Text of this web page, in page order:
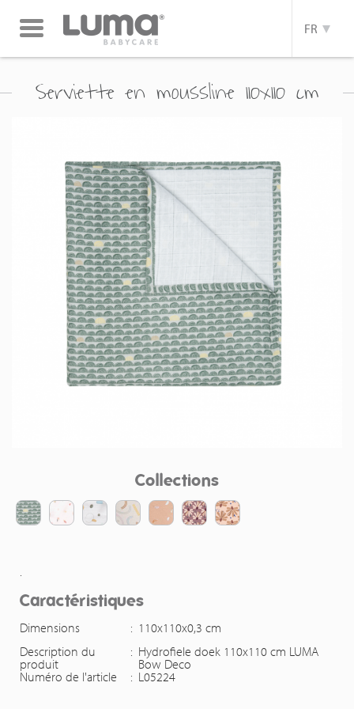
Toggle
navigation
FR
Serviette en moussline 110x110 cm
Collections
.
Caractéristiques
Dimensions : 110x110x0,3 cm
Description du
produit
: Hydrofiele doek 110x110 cm LUMA
Bow Deco
Numéro de l'article
: L05224